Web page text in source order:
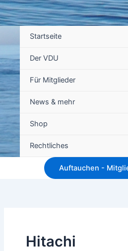
Startseite
Der VDU
Für Mitglieder
News & mehr
Shop
Rechtliches
Auftauchen -
Hitachi